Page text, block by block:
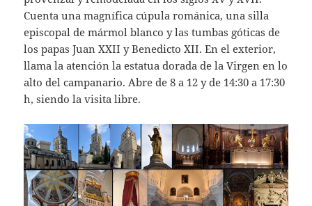
Cuenta una magnífica cúpula románica, una silla
episcopal de mármol blanco y las tumbas góticas de
los papas Juan XXII y Benedicto XII. En el exterior,
llama la atención la estatua dorada de la Virgen en lo
alto del campanario. Abre de 8 a 12 y de 14:30 a 17:30
h, siendo la visita libre.